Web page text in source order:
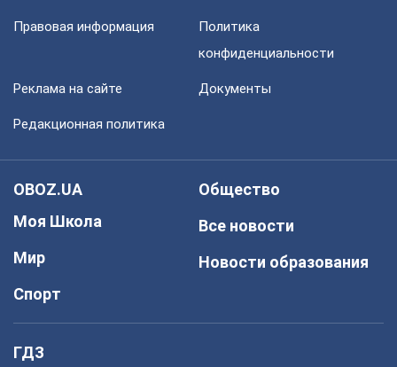
Правовая информация
Политика
конфиденциальности
Реклама на сайте Документы
Редакционная политика
OBOZ.UA
Моя Школа
Мир
Спорт
Общество
Все новости
Новости образования
ГДЗ